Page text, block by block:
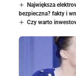
Największa
bezpieczna? fakty i
Czy warto